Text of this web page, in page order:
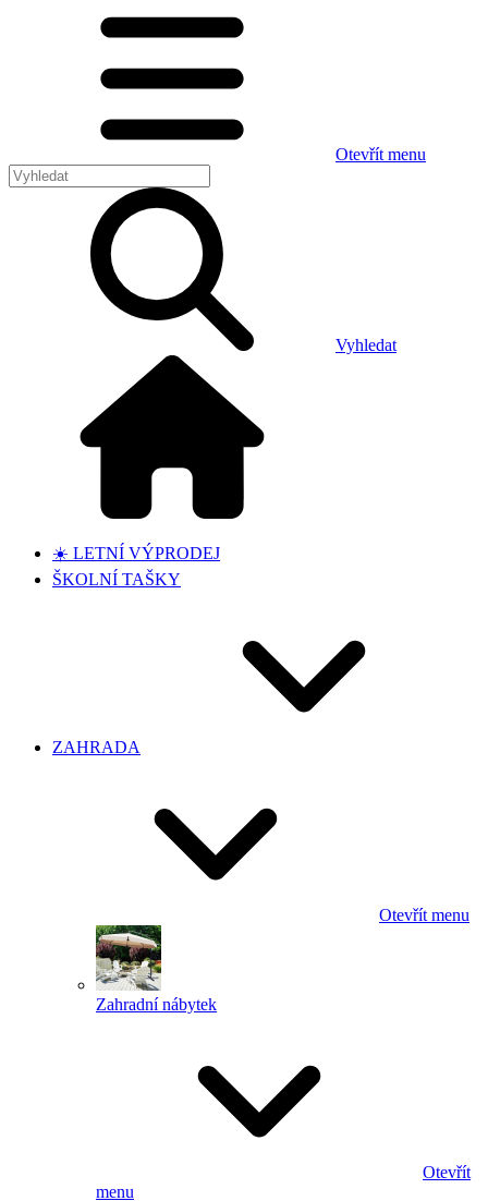
Otevřít menu
Vyhledat
☀️ LETNÍ VÝPRODEJ
ŠKOLNÍ TAŠKY
ZAHRADA
Otevřít menu
Zahradní nábytek
Otevřít
menu